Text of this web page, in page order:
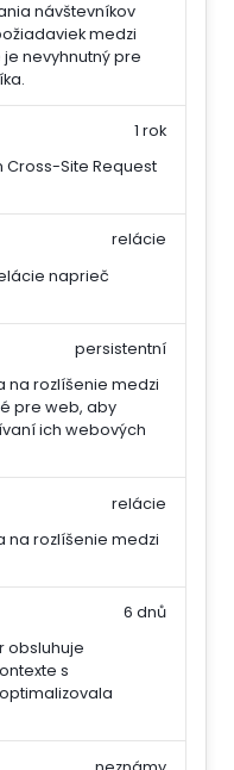
návštevníkov
medzi
nevyhnutný pre
Site Request
1 rok
naprieč
relácie
na rozlíšenie medzi
pre web, aby
ich webových
persistentní
na rozlíšenie medzi
relácie
obsluhuje
s
6 dnů